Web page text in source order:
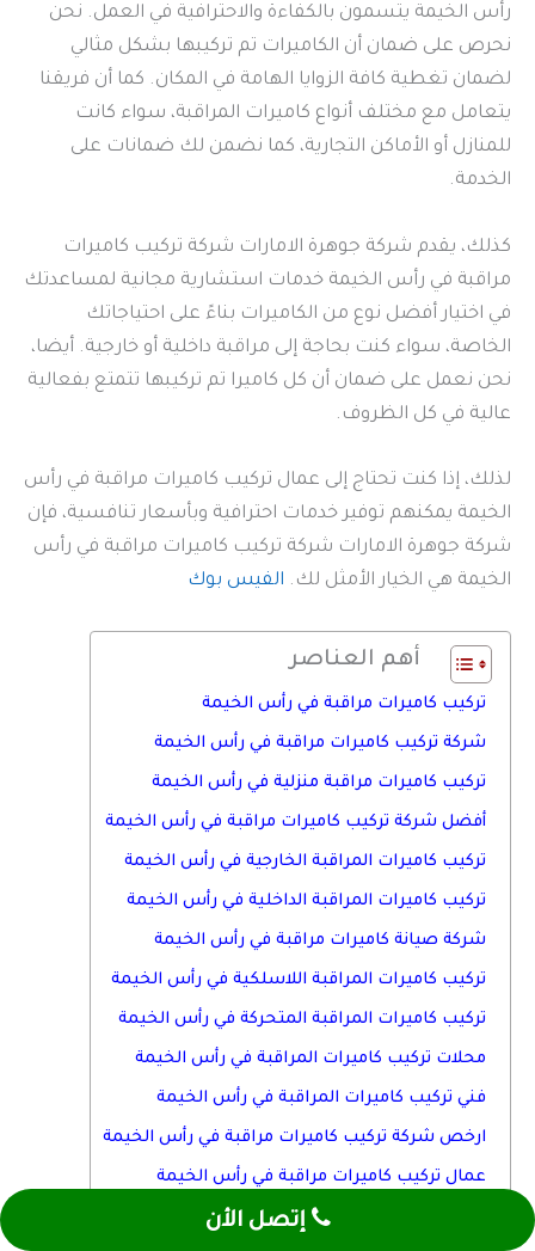
رأس الخيمة يتسمون بالكفاءة والاحترافية في العمل. نحن
نحرص على ضمان أن الكاميرات تم تركيبها بشكل مثالي
لضمان تغطية كافة الزوايا الهامة في المكان. كما أن فريقنا
يتعامل مع مختلف أنواع كاميرات المراقبة، سواء كانت
للمنازل أو الأماكن التجارية، كما نضمن لك ضمانات على
الخدمة.
كذلك، يقدم شركة جوهرة الامارات شركة تركيب كاميرات
مراقبة في رأس الخيمة خدمات استشارية مجانية لمساعدتك
في اختيار أفضل نوع من الكاميرات بناءً على احتياجاتك
الخاصة، سواء كنت بحاجة إلى مراقبة داخلية أو خارجية. أيضا،
نحن نعمل على ضمان أن كل كاميرا تم تركيبها تتمتع بفعالية
عالية في كل الظروف.
لذلك، إذا كنت تحتاج إلى عمال تركيب كاميرات مراقبة في رأس
الخيمة يمكنهم توفير خدمات احترافية وبأسعار تنافسية، فإن
شركة جوهرة الامارات شركة تركيب كاميرات مراقبة في رأس
الخيمة هي الخيار الأمثل لك. الفيس بوك
أهم العناصر
تركيب كاميرات مراقبة في رأس الخيمة
شركة تركيب كاميرات مراقبة في رأس الخيمة
تركيب كاميرات مراقبة منزلية في رأس الخيمة
أفضل شركة تركيب كاميرات مراقبة في رأس الخيمة
تركيب كاميرات المراقبة الخارجية في رأس الخيمة
تركيب كاميرات المراقبة الداخلية في رأس الخيمة
شركة صيانة كاميرات مراقبة في رأس الخيمة
تركيب كاميرات المراقبة اللاسلكية في رأس الخيمة
تركيب كاميرات المراقبة المتحركة في رأس الخيمة
محلات تركيب كاميرات المراقبة في رأس الخيمة
فني تركيب كاميرات المراقبة في رأس الخيمة
ارخص شركة تركيب كاميرات مراقبة في رأس الخيمة
عمال تركيب كاميرات مراقبة في رأس الخيمة
إتصل الأن